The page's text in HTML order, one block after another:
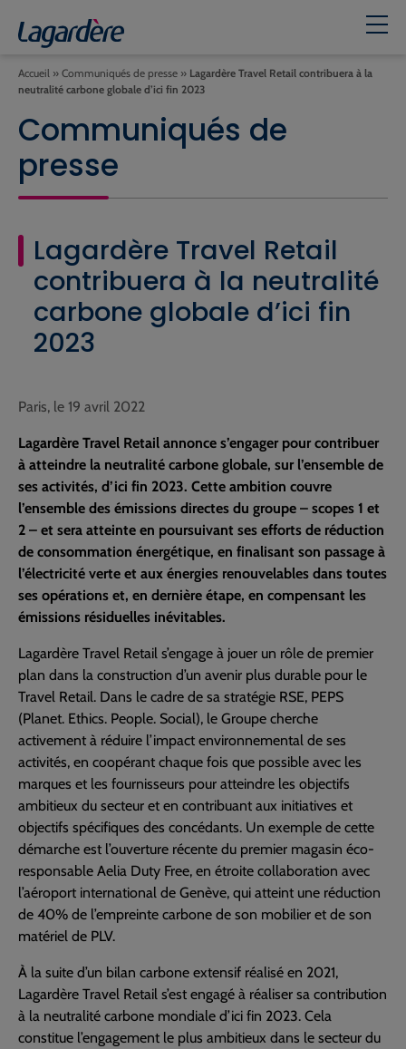
Accueil » Communiqués de presse » Lagardère Travel Retail contribuera à la
neutralité carbone globale d’ici fin 2023
Communiqués de
presse
Lagardère Travel Retail
contribuera à la neutralité
carbone globale d’ici fin
2023
Paris, le 19 avril 2022
Lagardère Travel Retail annonce s’engager pour contribuer
à atteindre la neutralité carbone globale, sur l’ensemble de
ses activités, d’ici fin 2023. Cette ambition couvre
l’ensemble des émissions directes du groupe – scopes 1 et
2 – et sera atteinte en poursuivant ses efforts de réduction
de consommation énergétique, en finalisant son passage à
l’électricité verte et aux énergies renouvelables dans toutes
ses opérations et, en dernière étape, en compensant les
émissions résiduelles inévitables.
Lagardère Travel Retail s’engage à jouer un rôle de premier
plan dans la construction d’un avenir plus durable pour le
Travel Retail. Dans le cadre de sa stratégie RSE, PEPS
(Planet. Ethics. People. Social), le Groupe cherche
activement à réduire l’impact environnemental de ses
activités, en coopérant chaque fois que possible avec les
marques et les fournisseurs pour atteindre les objectifs
ambitieux du secteur et en contribuant aux initiatives et
objectifs spécifiques des concédants. Un exemple de cette
démarche est l’ouverture récente du premier magasin éco-
responsable Aelia Duty Free, en étroite collaboration avec
l’aéroport international de Genève, qui atteint une réduction
de 40% de l’empreinte carbone de son mobilier et de son
matériel de PLV.
À la suite d’un bilan carbone extensif réalisé en 2021,
Lagardère Travel Retail s’est engagé à réaliser sa contribution
à la neutralité carbone mondiale d’ici fin 2023. Cela
constitue l’engagement le plus ambitieux dans le secteur du